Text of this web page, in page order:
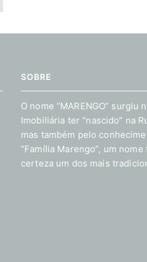
SOBRE
O nome “MARENGO” surgiu
Imobiliária ter “nascido” na
mas também pelo
“Família Marengo”, um
certeza um dos mais